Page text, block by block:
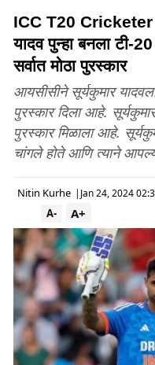
ICC T20 Cricketer
यादव पुन्हा बनला टी-
सर्वात मोठा पुरस्कार
आयसीसीने सूर्यकुमार
पुरस्कार दिला आहे.
पुरस्कार मिळाला आहे.
चांगले होते आणि त्याने
Nitin Kurhe | Jan 24, 2024
A+
A-